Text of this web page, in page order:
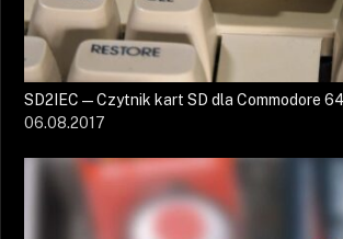
SD2IEC — Czytnik kart SD dla Commodore 64
06.08.2017